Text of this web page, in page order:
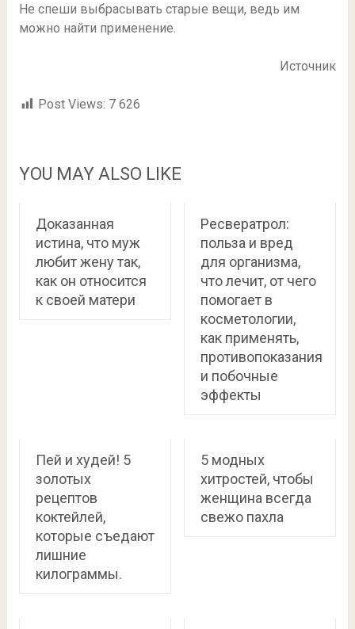
Не спеши выбрасывать старые вещи, ведь им
можно найти применение.
Источник
Post Views: 7 626
YOU MAY ALSO LIKE
Доказанная
истина, что муж
любит жену так,
как он относится
к своей матери
Ресвератрол:
польза и вред
для организма,
что лечит, от чего
помогает в
косметологии,
как применять,
противопоказания
и побочные
эффекты
Пей и худей! 5
золотых
рецептов
коктейлей,
которые съедают
лишние
килограммы.
5 модных
хитростей, чтобы
женщина всегда
свежо пахла